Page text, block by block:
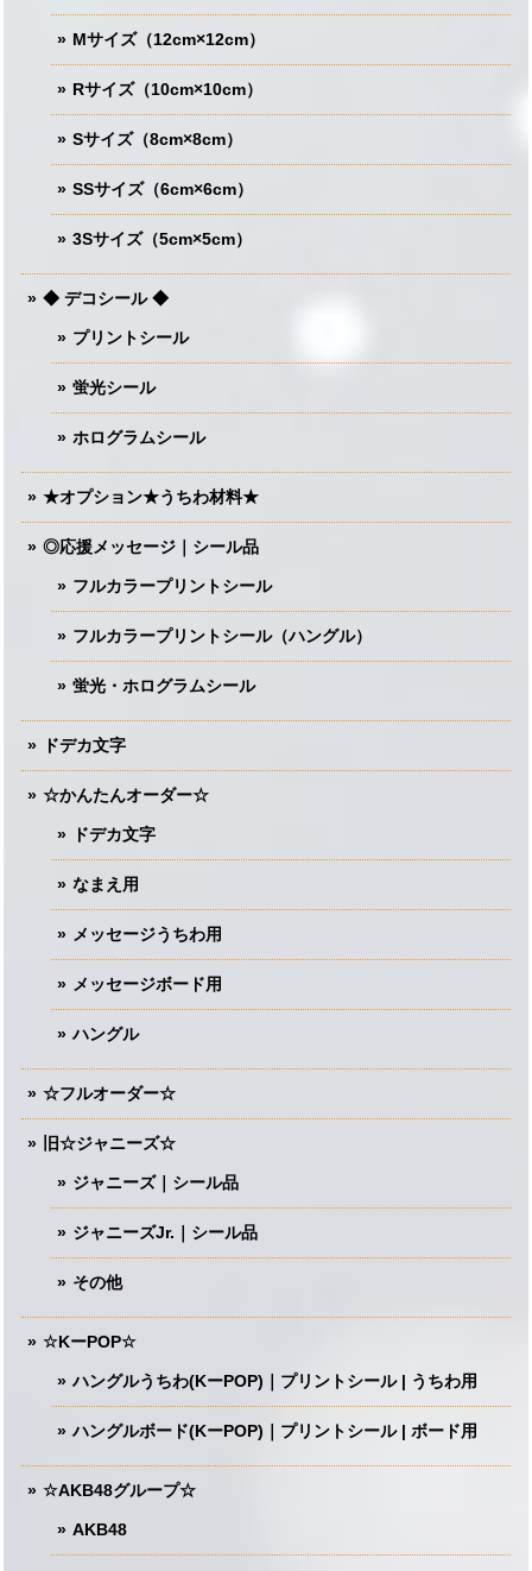
Mサイズ（12cm×12cm）
Rサイズ（10cm×10cm）
Sサイズ（8cm×8cm）
SSサイズ（6cm×6cm）
3Sサイズ（5cm×5cm）
◆ デコシール ◆
プリントシール
蛍光シール
ホログラムシール
★オプション★うちわ材料★
◎応援メッセージ｜シール品
フルカラープリントシール
フルカラープリントシール（ハングル）
蛍光・ホログラムシール
ドデカ文字
☆かんたんオーダー☆
ドデカ文字
なまえ用
メッセージうちわ用
メッセージボード用
ハングル
☆フルオーダー☆
旧☆ジャニーズ☆
ジャニーズ｜シール品
ジャニーズJr.｜シール品
その他
☆KーPOP☆
ハングルうちわ(KーPOP)｜プリントシール | うちわ用
ハングルボード(KーPOP)｜プリントシール | ボード用
☆AKB48グループ☆
AKB48